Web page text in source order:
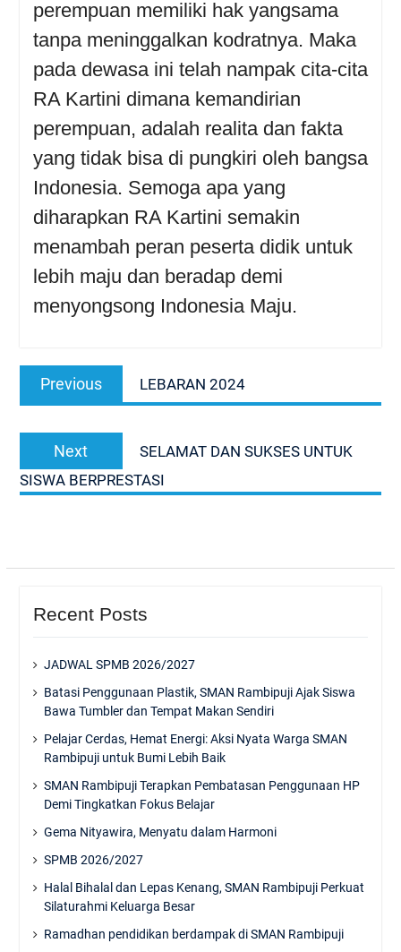
perempuan memiliki hak yangsama
tanpa meninggalkan kodratnya. Maka
pada dewasa ini telah nampak cita-cita
RA Kartini dimana kemandirian
perempuan, adalah realita dan fakta
yang tidak bisa di pungkiri oleh bangsa
Indonesia. Semoga apa yang
diharapkan RA Kartini semakin
menambah peran peserta didik untuk
lebih maju dan beradap demi
menyongsong Indonesia Maju.
Navigasi
posPrevious
post:
LEBARAN 2024
Next
post:
SELAMAT DAN SUKSES UNTUK
SISWA BERPRESTASI
Recent Posts
JADWAL SPMB 2026/2027
Batasi Penggunaan Plastik, SMAN Rambipuji Ajak Siswa
Bawa Tumbler dan Tempat Makan Sendiri
Pelajar Cerdas, Hemat Energi: Aksi Nyata Warga SMAN
Rambipuji untuk Bumi Lebih Baik
SMAN Rambipuji Terapkan Pembatasan Penggunaan HP
Demi Tingkatkan Fokus Belajar
Gema Nityawira, Menyatu dalam Harmoni
SPMB 2026/2027
Halal Bihalal dan Lepas Kenang, SMAN Rambipuji Perkuat
Silaturahmi Keluarga Besar
Ramadhan pendidikan berdampak di SMAN Rambipuji